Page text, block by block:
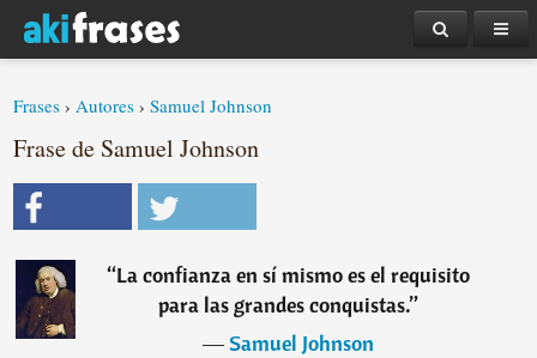
Frases ›Autores ›Samuel Johnson
Frase de Samuel Johnson
“La confianza en sí mismo es el requisito
para las grandes conquistas.”
―Samuel Johnson